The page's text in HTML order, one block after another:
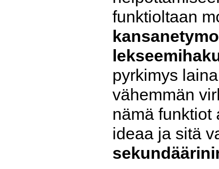
funktioltaan
pyrkimys
vähemmän
nämä funktiot
ideaa ja sitä